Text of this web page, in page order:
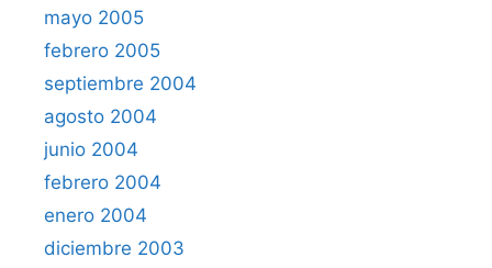
mayo 2005
febrero 2005
septiembre 2004
agosto 2004
junio 2004
febrero 2004
enero 2004
diciembre 2003